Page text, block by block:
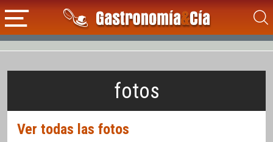
fotos
Ver todas las fotos